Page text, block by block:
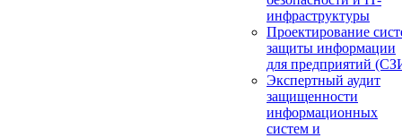
инфраструктуры
Проектирование
защиты информации
для предприятий
Экспертный аудит
защищенности
информационных
систем и